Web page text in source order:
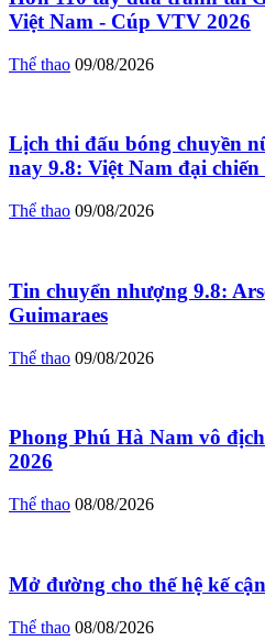
Việt Nam - Cúp VTV 2026
Thể thao 09/08/2026
Lịch thi đấu bóng chuyền
nay 9.8: Việt Nam đại
Thể thao 09/08/2026
Tin chuyển nhượng 9.8:
Guimaraes
Thể thao 09/08/2026
Phong Phú Hà Nam vô
2026
Thể thao 08/08/2026
Mở đường cho thế hệ kế
Thể thao 08/08/2026